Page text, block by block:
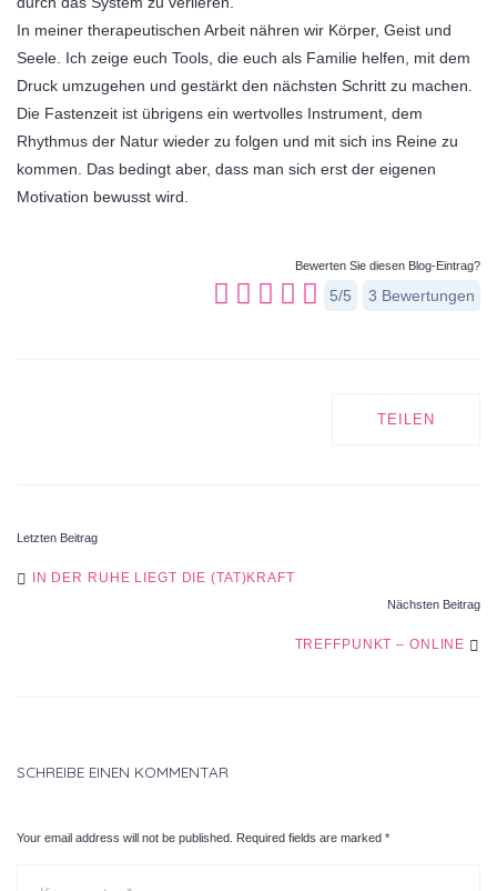
In meiner therapeutischen Arbeit nähren wir Körper, Geist und
Seele. Ich zeige euch Tools, die euch als Familie helfen, mit dem
Druck umzugehen und gestärkt den nächsten Schritt zu machen.
Die Fastenzeit ist übrigens ein wertvolles Instrument, dem
Rhythmus der Natur wieder zu folgen und mit sich ins Reine zu
kommen. Das bedingt aber, dass man sich erst der eigenen
Motivation bewusst wird.
Bewerten Sie diesen Blog-Eintrag?
5/5 3 Bewertungen
TEILEN
POST
Letzten Beitrag
IN DER RUHE LIEGT DIE (TAT)KRAFT
Nächsten Beitrag
TREFFPUNKT – ONLINE
SCHREIBE EINEN KOMMENTAR
Your email address will not be published. Required fields are marked *